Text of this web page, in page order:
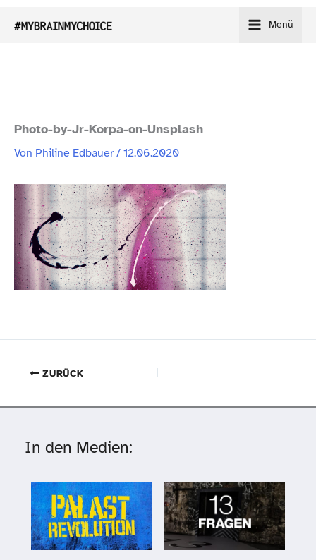
Inhalt
Menü
Photo-​by-​Jr-​Korpa-​on-​Unsplash
Von Philine Edbauer/12.06.2020
ZURÜCK
In den Medien: